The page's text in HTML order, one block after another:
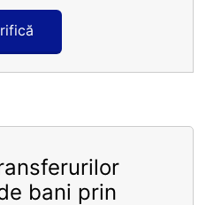
bani prin